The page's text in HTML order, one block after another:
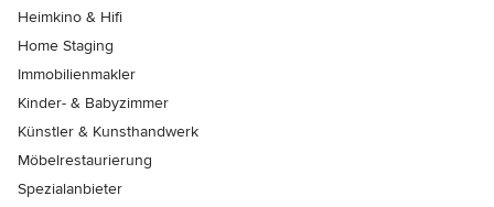
Heimkino & Hifi
Home Staging
Immobilienmakler
Kinder- & Babyzimmer
Künstler & Kunsthandwerk
Möbelrestaurierung
Spezialanbieter